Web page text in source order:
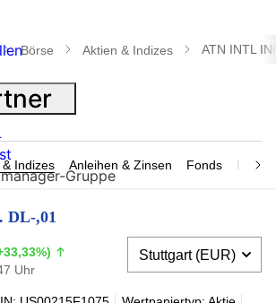
Börse Aktien & Indizes ATN INTL
Indizes Anleihen & Zinsen Fonds
DL-,01
Uhr
Gruppe